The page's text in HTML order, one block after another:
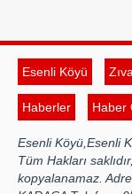
Esenli Köyü
Haberler Haber
Esenli Köyü,Esenli
Tüm Hakları
kopyalanamaz.